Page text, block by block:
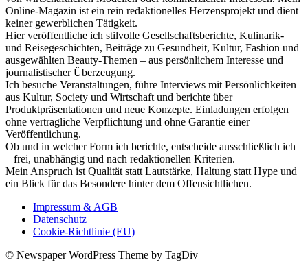
Online-Magazin ist ein rein redaktionelles Herzensprojekt und dient
keiner gewerblichen Tätigkeit.
Hier veröffentliche ich stilvolle Gesellschaftsberichte, Kulinarik-
und Reisegeschichten, Beiträge zu Gesundheit, Kultur, Fashion und
ausgewählten Beauty-Themen – aus persönlichem Interesse und
journalistischer Überzeugung.
Ich besuche Veranstaltungen, führe Interviews mit Persönlichkeiten
aus Kultur, Society und Wirtschaft und berichte über
Produktpräsentationen und neue Konzepte. Einladungen erfolgen
ohne vertragliche Verpflichtung und ohne Garantie einer
Veröffentlichung.
Ob und in welcher Form ich berichte, entscheide ausschließlich ich
– frei, unabhängig und nach redaktionellen Kriterien.
Mein Anspruch ist Qualität statt Lautstärke, Haltung statt Hype und
ein Blick für das Besondere hinter dem Offensichtlichen.
Impressum & AGB
Datenschutz
Cookie-Richtlinie (EU)
© Newspaper WordPress Theme by TagDiv